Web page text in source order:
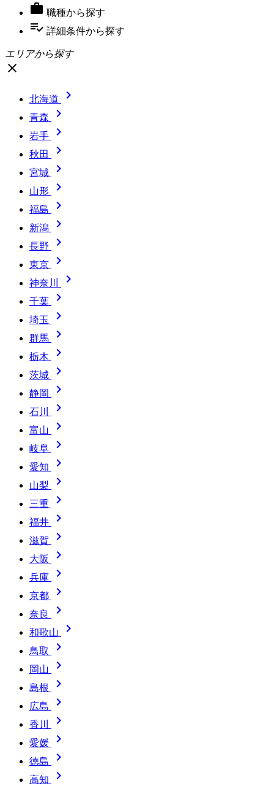
 職種から探す
playlist_add_check 詳細条件から探す
エリアから探す
close
北海道 
青森 
岩手 
秋田 
宮城 
山形 
福島 
新潟 
長野 
東京 
神奈川 
千葉 
埼玉 
群馬 
栃木 
茨城 
静岡 
石川 
富山 
岐阜 
愛知 
山梨 
三重 
福井 
滋賀 
大阪 
兵庫 
京都 
奈良 
和歌山 
鳥取 
岡山 
島根 
広島 
香川 
愛媛 
徳島 
高知 